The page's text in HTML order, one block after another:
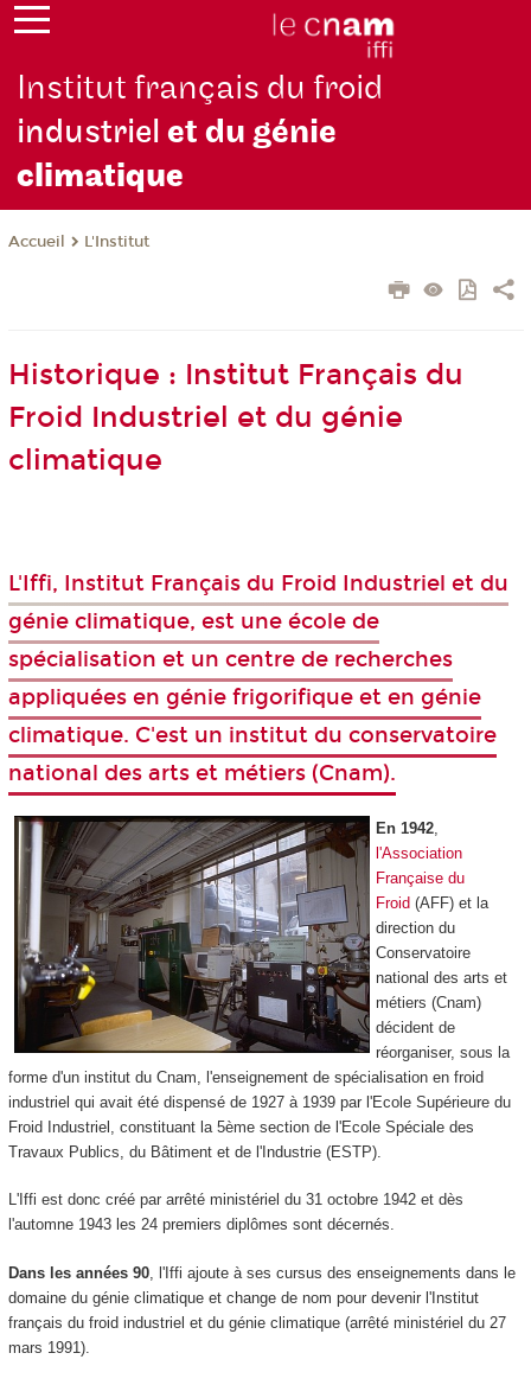
Institut français du froid
industrielet du génie
climatique
Accueil L'Institut
Historique : Institut Français du
Froid Industriel et du génie
climatique
L'Iffi, Institut Français du Froid Industriel et du
génie climatique, est une école de
spécialisation et un centre de recherches
appliquées en génie frigorifique et en génie
climatique. C'est un institut du conservatoire
national des arts et métiers (Cnam).
En 1942,
l'Association
Française du
Froid (AFF) et la
direction du
Conservatoire
national des arts et
métiers (Cnam)
décident de
réorganiser, sous la
forme d'un institut du Cnam, l'enseignement de spécialisation en froid
industriel qui avait été dispensé de 1927 à 1939 par l'Ecole Supérieure du
Froid Industriel, constituant la 5ème section de l'Ecole Spéciale des
Travaux Publics, du Bâtiment et de l'Industrie (ESTP).
L'Iffi est donc créé par arrêté ministériel du 31 octobre 1942 et dès
l'automne 1943 les 24 premiers diplômes sont décernés.
Dans les années 90, l'Iffi ajoute à ses cursus des enseignements dans le
domaine du génie climatique et change de nom pour devenir l'Institut
français du froid industriel et du génie climatique (arrêté ministériel du 27
mars 1991).